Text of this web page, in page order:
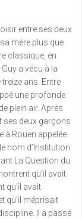
entre ses deux
mère plus que
classique, en
a vécu à la
treize ans. Entre
une profonde
plein air. Après
ses deux garçons
à Rouen appelée
nom d’Institution
La Question du
qu’il avait
qu’il avait
qu’il méprisait
Il a passé